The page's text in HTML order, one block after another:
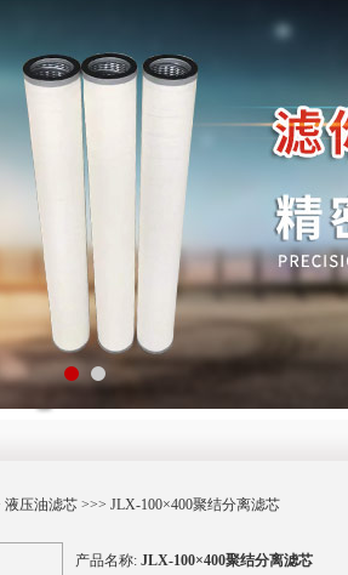
液压油滤芯>>> JLX-100×400聚结分离滤芯
产品名称: JLX-100×400聚结分离滤芯